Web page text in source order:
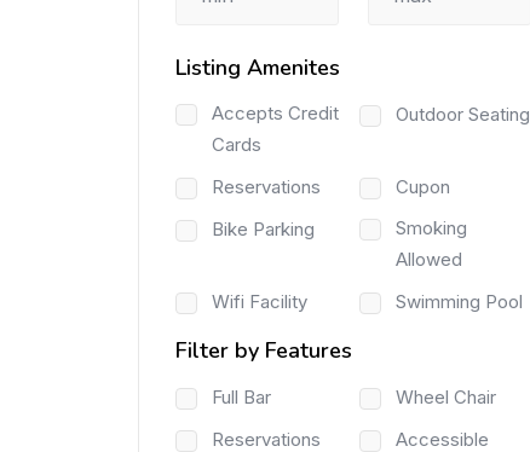
Listing Amenites
Accepts Credit
Cards
Outdoor Seating
Reservations
Cupon
Bike Parking
Smoking
Allowed
Wifi Facility
Swimming Pool
Filter by Features
Full Bar
Wheel Chair
Reservations
Accessible